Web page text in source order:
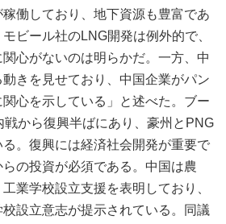
働しており、地下資源も豊富であ
ビール社のLNG開発は例外的で、
心がないのは明らかだ。一方、中
きを見せており、中国企業がパン
心を示している」と述べた。ブー
から復興半ばにあり、豪州とPNG
。復興には経済社会開発が重要で
の投資が必須である。中国は農
業学校設立支援を表明しており、
設立意志が提示されている。同議